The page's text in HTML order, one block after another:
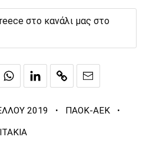
στο κανάλι μας στο
2019 · ΠΑΟΚ-ΑΕΚ ·